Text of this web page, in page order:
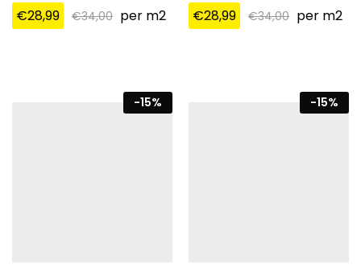
€28,99 €34,00 per m2 €28,99 €34,00 per m2
-15% -15%